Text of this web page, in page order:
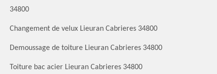
34800
Changement de velux Lieuran Cabrieres 34800
Demoussage de toiture Lieuran Cabrieres 34800
Toiture bac acier Lieuran Cabrieres 34800